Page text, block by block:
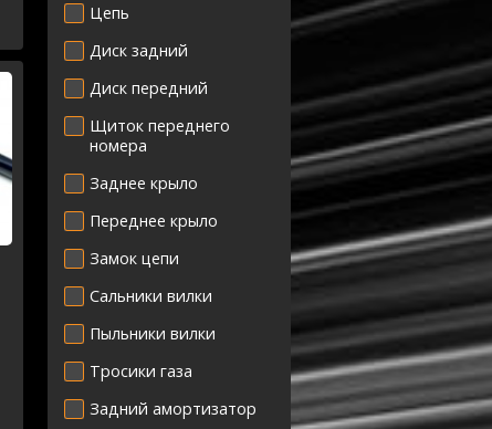
Цепь
Диск задний
Диск передний
Щиток переднего
номера
Заднее крыло
Переднее крыло
Замок цепи
Сальники вилки
Пыльники вилки
Тросики газа
Задний амортизатор